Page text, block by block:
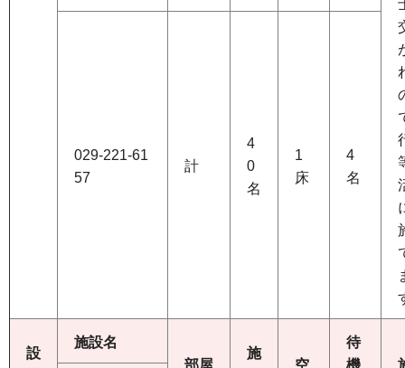
029-221-61
57
計
4
0
名
1
床
4
名
設
施設名
部屋
施
空
待
機